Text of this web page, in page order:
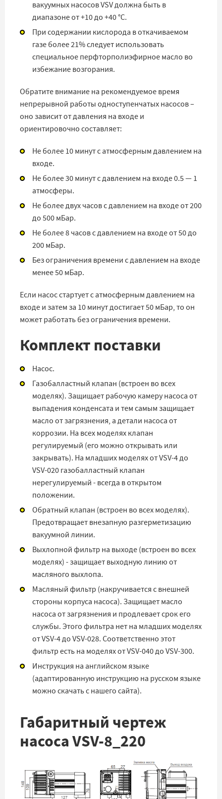
вакуумных насосов VSV должна быть в
диапазоне от +10 до +40 °C.
При содержании кислорода в откачиваемом
газе более 21% следует использовать
специальное перфторполиэфирное масло во
избежание возгорания.
Обратите внимание на рекомендуемое время
непрерывной работы одноступенчатых насосов –
оно зависит от давления на входе и
ориентировочно составляет:
Не более 10 минут с атмосферным давлением на
входе.
Не более 30 минут с давлением на входе 0.5 — 1
атмосферы.
Не более двух часов с давлением на входе от 200
до 500 мБар.
Не более 8 часов с давлением на входе от 50 до
200 мБар.
Без ограничения времени с давлением на входе
менее 50 мБар.
Если насос стартует с атмосферным давлением на
входе и затем за 10 минут достигает 50 мБар, то он
может работать без ограничения времени.
Комплект поставки
Насос.
Газобалластный клапан (встроен во всех
моделях). Защищает рабочую камеру насоса от
выпадения конденсата и тем самым защищает
масло от загрязнения, а детали насоса от
коррозии. На всех моделях клапан
регулируемый (его можно открывать или
закрывать). На младших моделях от VSV-4 до
VSV-020 газобалластный клапан
нерегулируемый - всегда в открытом
положении.
Обратный клапан (встроен во всех моделях).
Предотвращает внезапную разгерметизацию
вакуумной линии.
Выхлопной фильтр на выходе (встроен во всех
моделях) - защищает выходную линию от
масляного выхлопа.
Масляный фильтр (накручивается с внешней
стороны корпуса насоса). Защищает масло
насоса от загрязнения и продлевает срок его
службы. Этого фильтра нет на младших моделях
от VSV-4 до VSV-028. Соответственно этот
фильтр есть на моделях от VSV-040 до VSV-300.
Инструкция на английском языке
(адаптированную инструкцию на русском языке
можно скачать с нашего сайта).
Габаритный чертеж
насоса VSV-8_220